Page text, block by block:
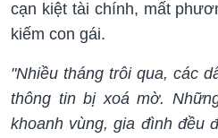
cạn kiệt tài chính, mất
kiếm con gái.
"Nhiều tháng trôi qua, các
thông tin bị xoá mờ.
khoanh vùng, gia đình đều